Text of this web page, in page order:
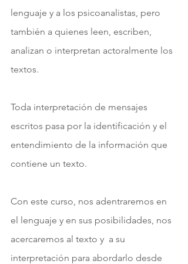
lenguaje y a los psicoanalistas, pero
también a quienes leen, escriben,
analizan o interpretan actoralmente los
textos.
Toda interpretación de mensajes
escritos pasa por la identificación y el
entendimiento de la información que
contiene un texto.
Con este curso, nos adentraremos en
el lenguaje y en sus posibilidades, nos
acercaremos al texto y  a su
interpretación para abordarlo desde